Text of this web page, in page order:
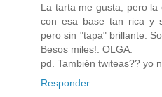
La tarta me gusta, pero
con esa base tan rica y
pero sin "tapa" brillante.
Besos miles!. OLGA.
pd. También twiteas?? yo
Responder